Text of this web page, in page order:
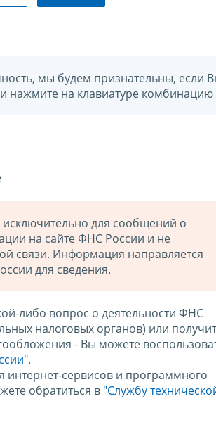
мы будем признательны, если
на клавиатуре
для сообщений о
на сайте ФНС России и не
связи. Информация направляется
для сведения.
либо вопрос о деятельности ФНС
налоговых органов) или
- Вы можете
.
сервисов и программного
обратиться в "Службу